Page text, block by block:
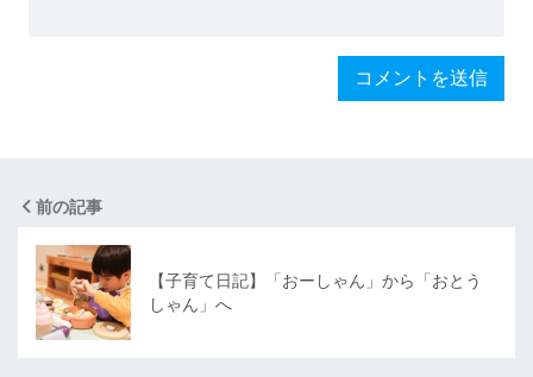
前の記事
【子育て日記】「おーしゃん」から「おとう
しゃん」へ